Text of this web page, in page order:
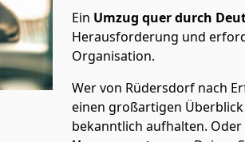
Ein Umzug quer durch
Herausforderung und
Organisation.
Wer von Rüdersdorf nach
einen großartigen
bekanntlich aufhalten.